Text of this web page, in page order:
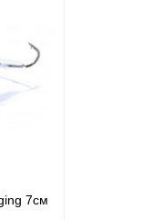
7см